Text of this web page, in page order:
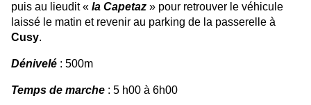
puis au lieudit « la Capetaz » pour retrouver le véhicule
laissé le matin et revenir au parking de la passerelle à
Cusy.
Dénivelé : 500m
Temps de marche : 5 h00 à 6h00